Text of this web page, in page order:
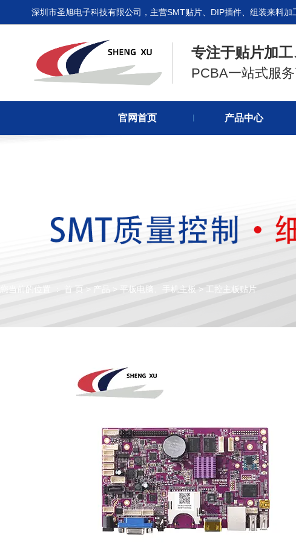
深圳市圣旭电子科技有限公司，主营SMT贴片、DIP插件、组装来料加
专注于贴片加
PCBA一站式服
官网首页 产品中心
您当前的位置 ： 首 页 > 产品 > 平板电脑、手机主板 > 工控主板贴片